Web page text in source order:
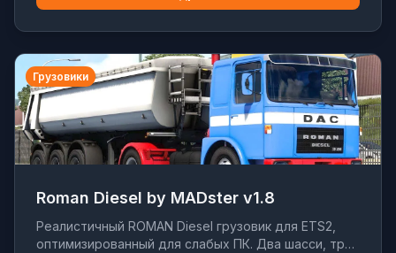
Грузовики
Roman Diesel by MADster v1.8
Реалистичный ROMAN Diesel грузовик для ETS2,
оптимизированный для слабых ПК. Два шасси, три